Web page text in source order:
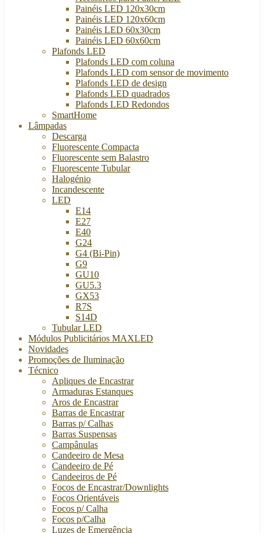
Painéis LED 120x30cm
Painéis LED 120x60cm
Painéis LED 60x30cm
Painéis LED 60x60cm
Plafonds LED
Plafonds LED com coluna
Plafonds LED com sensor de movimento
Plafonds LED de design
Plafonds LED quadrados
Plafonds LED Redondos
SmartHome
Lâmpadas
Descarga
Fluorescente Compacta
Fluorescente sem Balastro
Fluorescente Tubular
Halogénio
Incandescente
LED
E14
E27
E40
G24
G4 (Bi-Pin)
G9
GU10
GU5.3
GX53
R7S
S14D
Tubular LED
Módulos Publicitários MAXLED
Novidades
Promoções de Iluminação
Técnico
Apliques de Encastrar
Armaduras Estanques
Aros de Encastrar
Barras de Encastrar
Barras p/ Calhas
Barras Suspensas
Campânulas
Candeeiro de Mesa
Candeeiro de Pé
Candeeiros de Pé
Focos de Encastrar/Downlights
Focos Orientáveis
Focos p/ Calha
Focos p/Calha
Luzes de Emergência